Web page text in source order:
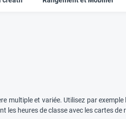
multiple et variée. Utilisez par
les heures de classe avec les cartes de